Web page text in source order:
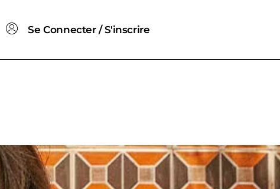
Se Connecter / S'inscrire